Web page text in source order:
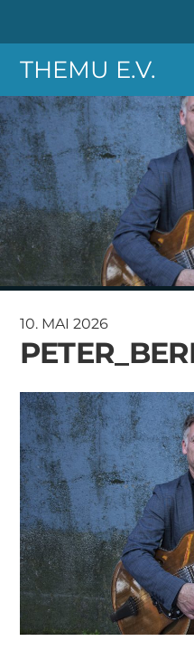
THEMU E.V.
10. MAI 2026